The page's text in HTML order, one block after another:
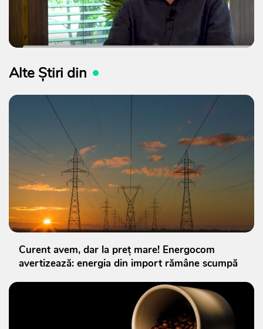
Alte Știri din
Curent avem, dar la preț mare! Energocom
avertizează: energia din import rămâne scumpă